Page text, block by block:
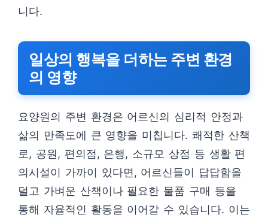
니다.
일상의 행복을 더하는 주변 환경
의 영향
요양원의 주변 환경은 어르신의 심리적 안정과
삶의 만족도에 큰 영향을 미칩니다. 쾌적한 산책
로, 공원, 편의점, 은행, 소규모 상점 등 생활 편
의시설이 가까이 있다면, 어르신들이 답답함을
덜고 가벼운 산책이나 필요한 물품 구매 등을
통해 자율적인 활동을 이어갈 수 있습니다. 이는